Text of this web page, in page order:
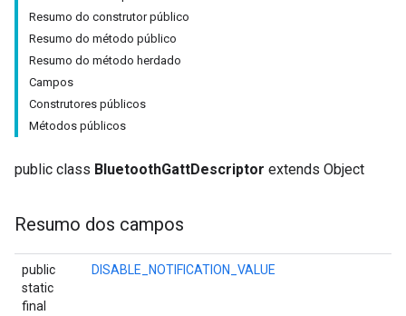
Resumo do construtor público
Resumo do método público
Resumo do método herdado
Campos
Construtores públicos
Métodos públicos
public class BluetoothGattDescriptor extends Object
Resumo dos campos
public
static
final
DISABLE_NOTIFICATION_VALUE